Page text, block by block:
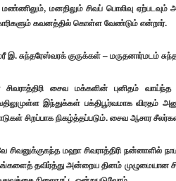
மண்ணிலும், மனதிலும் சிவப் பொலிவு
கவனத்தில் கொள்ள வேண்டும் என்றார்.
இ. சுந்தரேஸ்வரக் குருக்கள் – மருதனார்மடம்
சைவ மக்களின் புனிதம்
இந்துக்கள் பக்திபூர்வமாக
சிறப்பாக நிகழ்த்தப்படும். சைவ ஆசார
சிவனுக்குகந்த மஹா சிவராத்திரி நன்னாளில்
தவிர்த்து அன்றைய தினம் முழுமையான